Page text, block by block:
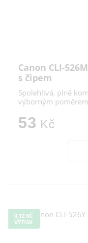
Canon CLI-
s čipem
Spolehlivá, plně
výborným
53 Kč
0,12 KČ
VÝTISK